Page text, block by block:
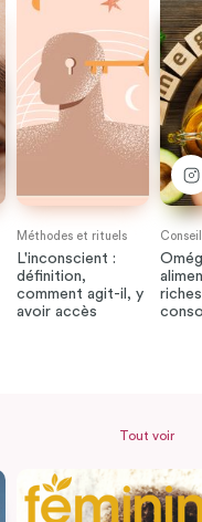
Méthodes et rituels
L'inconscient :
définition,
comment agit-il, y
avoir accès
Tout voir